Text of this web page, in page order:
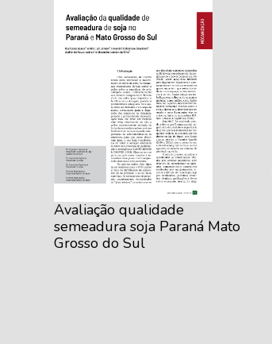
Avaliação qualidade
semeadura soja Paraná Mato
Grosso do Sul